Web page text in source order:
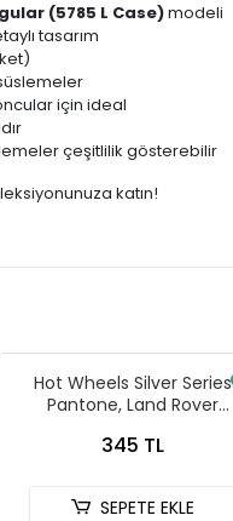
(5785 L Case)modeli
tasarım
için ideal
çeşitlilik gösterebilir
katın!
Hot Wheels Silver Series
Pantone, Land Rover
345 TL
SEPETE EKLE